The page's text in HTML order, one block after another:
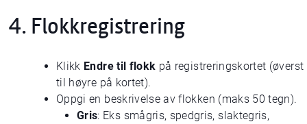
4. Flokkregistrering
Klikk Endre til flokk på registreringskortet (øverst
til høyre på kortet).
Oppgi en beskrivelse av flokken (maks 50 tegn).
Gris: Eks smågris, spedgris, slaktegris,